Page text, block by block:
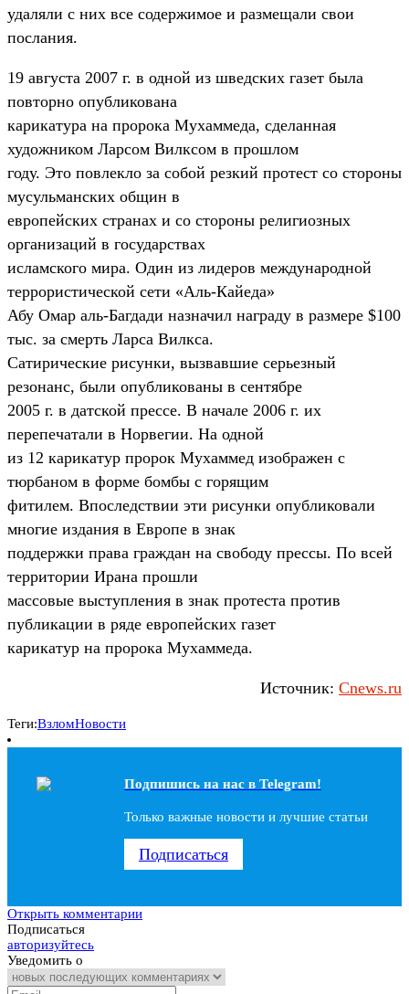
удаляли с них все содержимое и размещали свои
послания.
19 августа 2007 г. в одной из шведских газет была
повторно опубликована
карикатура на пророка Мухаммеда, сделанная
художником Ларсом Вилксом в прошлом
году. Это повлекло за собой резкий протест со стороны
мусульманских общин в
европейских странах и со стороны религиозных
организаций в государствах
исламского мира. Один из лидеров международной
террористической сети «Аль-Кайеда»
Абу Омар аль-Багдади назначил награду в размере $100
тыс. за смерть Ларса Вилкса.
Сатирические рисунки, вызвавшие серьезный
резонанс, были опубликованы в сентябре
2005 г. в датской прессе. В начале 2006 г. их
перепечатали в Норвегии. На одной
из 12 карикатур пророк Мухаммед изображен с
тюрбаном в форме бомбы с горящим
фитилем. Впоследствии эти рисунки опубликовали
многие издания в Европе в знак
поддержки права граждан на свободу прессы. По всей
территории Ирана прошли
массовые выступления в знак протеста против
публикации в ряде европейских газет
карикатур на пророка Мухаммеда.
Источник: Cnews.ru
Теги:ВзломНовости
Подпишись на наc в Telegram!
Только важные новости и лучшие статьи
Подписаться
Открыть комментарии
Подписаться
авторизуйтесь
Уведомить о